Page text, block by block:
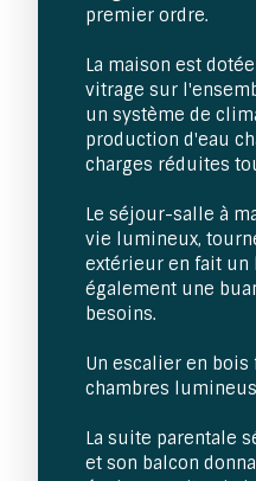
premier ordre.
La maison est
vitrage sur
un système de
production d'eau
charges réduites
Le séjour-salle à
vie lumineux,
extérieur en fait un
également une
besoins.
Un escalier en
chambres
La suite parentale
et son balcon